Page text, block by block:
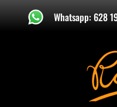
Whatsapp: 628